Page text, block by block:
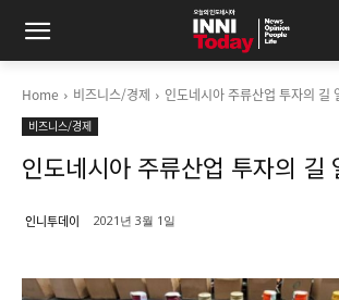
Home 비즈니스/경제 인도네시아 주류산업 투자의 길
비즈니스/경제
인도네시아 주류산업 투자의 길
인니투데이 2021년 3월 1일